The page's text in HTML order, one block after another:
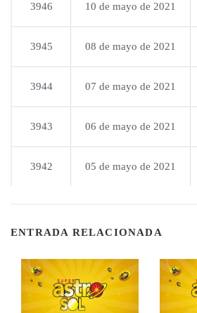
3946 10 de mayo de 2021
3945 08 de mayo de 2021
3944 07 de mayo de 2021
3943 06 de mayo de 2021
3942 05 de mayo de 2021
ENTRADA RELACIONADA